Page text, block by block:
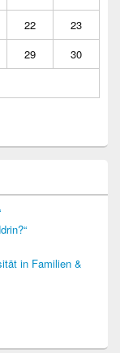
22
23
29
30
in Familien &